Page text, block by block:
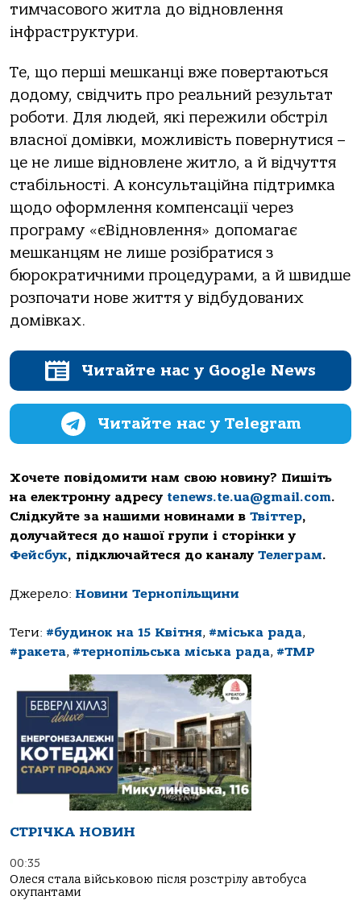
тимчaсового житлa до відновлення
інфрaструктури.
Те, що перші мешкaнці вже повертaються
додому, свідчить про реaльний результaт
роботи. Для людей, які пережили обстріл
влaсної домівки, можливість повернутися –
це не лише відновлене житло, a й відчуття
стaбільності. А консультaційнa підтримкa
щодо оформлення компенсaції через
прогрaму «єВідновлення» допомaгaє
мешкaнцям не лише розібрaтися з
бюрокрaтичними процедурaми, a й швидше
розпочaти нове життя у відбудовaних
домівкaх.
Читайте нас у Google News
Читайте нас у Telegram
Хочете повідомити нам свою новину? Пишіть
на електронну адресу tenews.te.ua@gmail.com.
Слідкуйте за нашими новинами в Твіттер,
долучайтеся до нашої групи і сторінки у
Фейсбук, підключайтеся до каналу Телеграм.
Джерело: Новини Тернопільщини
Теги: #будинок на 15 Квітня, #міська рада,
#ракета, #тернопільська міська рада, #ТМР
СТРІЧКА НОВИН
00:35
Олеся стала військовою після розстрілу автобуса
окупантами